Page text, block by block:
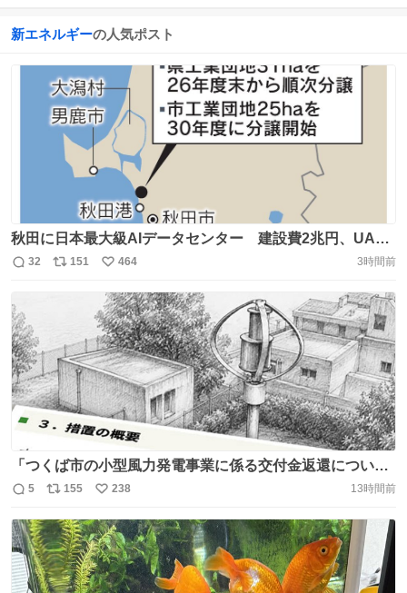
新エネルギーの人気ポスト
秋田に日本最大級AIデータセンター 建設費2兆円、UAE
が投資へ https://t.co/tYGD0EWo4Y 2030年代早期の稼働
可能エネルギー開発が盛んで、大量の電力を消費する大型
データセンターへの電力供給で優位性があります。
https://t.co/BILIHM0322
返
数
32
リ
数
151
い
い
ね
数
464 3時間前
「つくば市の小型風力発電事業に係る交付金返還につい
て」（2006年・環境省） https://t.co/TWdYN7uG4I つくば
を設置したが、発電量が極端に少なく、国の交付金1億
8,500万円を返還した。 https://t.co/fwI8GzPdNv
返
信
数
5
リ
ポ
ス
ト
数
155
い
い
ね
数
238 13時間前